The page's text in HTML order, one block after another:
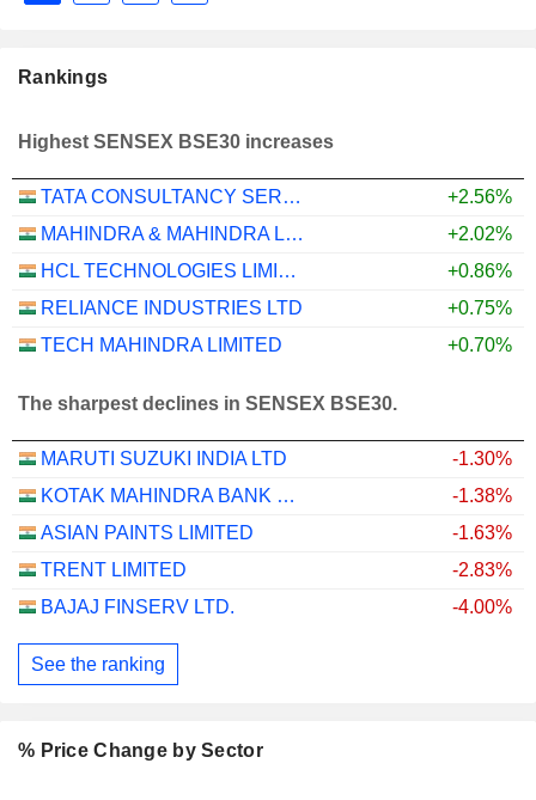
Rankings
Highest SENSEX BSE30 increases
TATA CONSULTANCY SERVICES LTD.
+2.56%
MAHINDRA & MAHINDRA LIMITED
+2.02%
HCL TECHNOLOGIES LIMITED
+0.86%
RELIANCE INDUSTRIES LTD
+0.75%
TECH MAHINDRA LIMITED
+0.70%
The sharpest declines in SENSEX BSE30.
MARUTI SUZUKI INDIA LTD
-1.30%
KOTAK MAHINDRA BANK LIMITED
-1.38%
ASIAN PAINTS LIMITED
-1.63%
TRENT LIMITED
-2.83%
BAJAJ FINSERV LTD.
-4.00%
See the ranking
% Price Change by Sector